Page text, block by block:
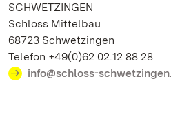
SCHWETZINGEN
Schloss Mittelbau
68723 Schwetzingen
Telefon +49(0)62 02.12 88 28
info@schloss-